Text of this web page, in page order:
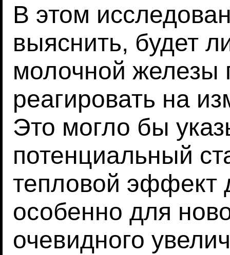
В этом
выяснить, будет
молочной железы
реагировать на
Это могло бы
потенциальный
тепловой эффект
особенно для
очевидного